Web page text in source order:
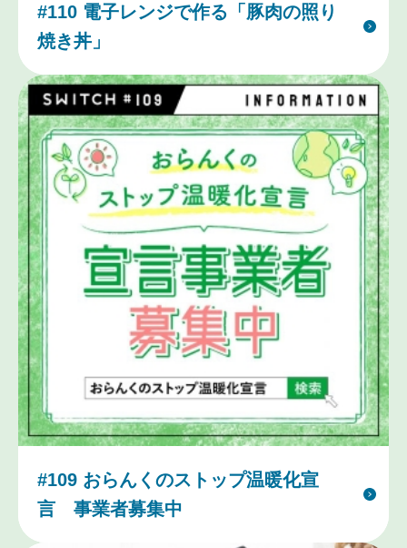
#110 電子レンジで作る「豚肉の照り
焼き丼」
#109 おらんくのストップ温暖化宣
言 事業者募集中